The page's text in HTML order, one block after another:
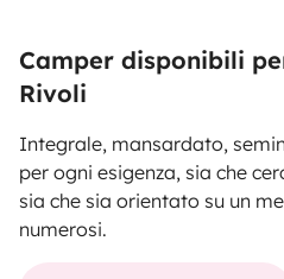
Camper disponibili
Rivoli
Integrale, mansardato,
per ogni esigenza, sia che
sia che sia orientato su un
numerosi.